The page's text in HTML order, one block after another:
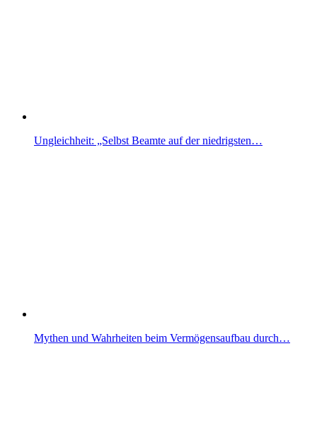
Ungleichheit: „Selbst Beamte auf der niedrigsten…
Mythen und Wahrheiten beim Vermögensaufbau durch…